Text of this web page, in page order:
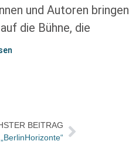
und Autoren bringen
die Bühne, die
BEITRAG